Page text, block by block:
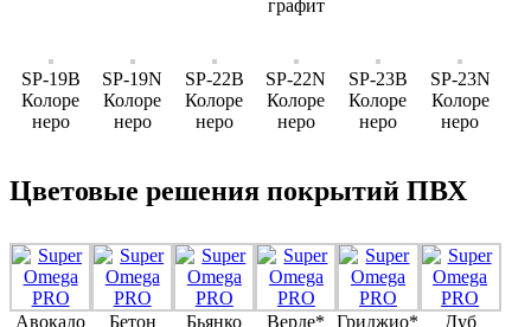
графит
SP-19B
Колоре
неро
SP-19N
Колоре
неро
SP-22B
Колоре
неро
SP-22N
Колоре
неро
SP-23B
Колоре
неро
SP-23N
Колоре
неро
Цветовые решения покрытий ПВХ
Авокадо Бетон Бьянко Верде* Гриджио* Дуб